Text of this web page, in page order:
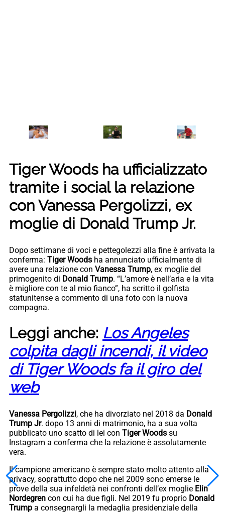
Tiger Woods ha ufficializzato
tramite i social la relazione
con Vanessa Pergolizzi, ex
moglie di Donald Trump Jr.
Dopo settimane di voci e pettegolezzi alla fine è arrivata la
conferma: Tiger Woods ha annunciato ufficialmente di
avere una relazione con Vanessa Trump, ex moglie del
primogenito di Donald Trump. “L’amore è nell’aria e la vita
è migliore con te al mio fianco”, ha scritto il golfista
statunitense a commento di una foto con la nuova
compagna.
Leggi anche: Los Angeles
colpita dagli incendi, il video
di Tiger Woods fa il giro del
web
Vanessa Pergolizzi, che ha divorziato nel 2018 da Donald
Trump Jr. dopo 13 anni di matrimonio, ha a sua volta
pubblicato uno scatto di lei con Tiger Woods su
Instagram a conferma che la relazione è assolutamente
vera.
Il campione americano è sempre stato molto attento alla
privacy, soprattutto dopo che nel 2009 sono emerse le
prove della sua infeldetà nei confronti dell’ex moglie Elin
Nordegren con cui ha due figli. Nel 2019 fu proprio Donald
Trump a consegnargli la medaglia presidenziale della